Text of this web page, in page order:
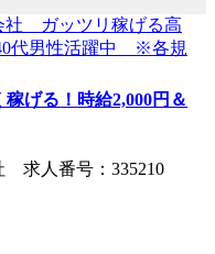
げる！時給2,000円＆
求人番号：335210